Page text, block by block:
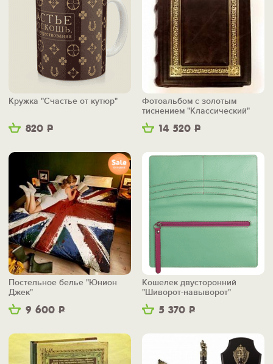
820 Р
Кружка "Счастье от кутюр"
14 520 Р
Фотоальбом с золотым
тиснением "Классический"
9 600 Р
Постельное белье "Юнион
Джек"
5 370 Р
Кошелек двусторонний
"Шиворот-навыворот"